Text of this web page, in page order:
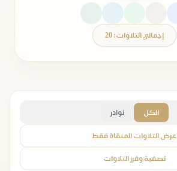
إجمالي التلاوات: 20
الكل نوادر
عرض التلاوات المنقاة فقط
تصفية وفرز التلاوات